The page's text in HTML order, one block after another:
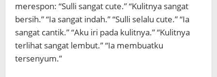
merespon: “Sulli sangat cute.” “Kulitnya sangat
bersih.” “Ia sangat indah.” “Sulli selalu cute.” “Ia
sangat cantik.” “Aku iri pada kulitnya.” “Kulitnya
terlihat sangat lembut.” “Ia membuatku
tersenyum.”